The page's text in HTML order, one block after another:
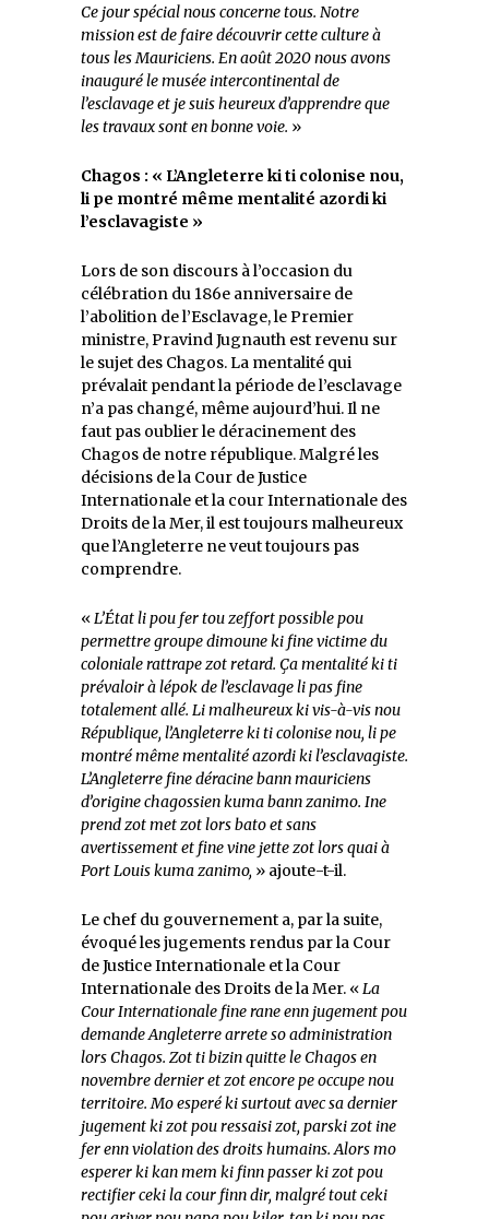
Ce jour spécial nous concerne tous. Notre
mission est de faire découvrir cette culture à
tous les Mauriciens. En août 2020 nous avons
inauguré le musée intercontinental de
l’esclavage et je suis heureux d’apprendre que
les travaux sont en bonne voie. »
Chagos : « L’Angleterre ki ti colonise nou,
li pe montré même mentalité azordi ki
l’esclavagiste »
Lors de son discours à l’occasion du
célébration du 186e anniversaire de
l’abolition de l’Esclavage, le Premier
ministre, Pravind Jugnauth est revenu sur
le sujet des Chagos. La mentalité qui
prévalait pendant la période de l’esclavage
n’a pas changé, même aujourd’hui. Il ne
faut pas oublier le déracinement des
Chagos de notre république. Malgré les
décisions de la Cour de Justice
Internationale et la cour Internationale des
Droits de la Mer, il est toujours malheureux
que l’Angleterre ne veut toujours pas
comprendre.
«L’État li pou fer tou zeffort possible pou
permettre groupe dimoune ki fine victime du
coloniale rattrape zot retard. Ça mentalité ki ti
prévaloir à lépok de l’esclavage li pas fine
totalement allé. Li malheureux ki vis-à-vis nou
République, l’Angleterre ki ti colonise nou, li pe
montré même mentalité azordi ki l’esclavagiste.
L’Angleterre fine déracine bann mauriciens
d’origine chagossien kuma bann zanimo. Ine
prend zot met zot lors bato et sans
avertissement et fine vine jette zot lors quai à
Port Louis kuma zanimo, » ajoute-t-il.
Le chef du gouvernement a, par la suite,
évoqué les jugements rendus par la Cour
de Justice Internationale et la Cour
Internationale des Droits de la Mer. «La
Cour Internationale fine rane enn jugement pou
demande Angleterre arrete so administration
lors Chagos. Zot ti bizin quitte le Chagos en
novembre dernier et zot encore pe occupe nou
territoire. Mo esperé ki surtout avec sa dernier
jugement ki zot pou ressaisi zot, parski zot ine
fer enn violation des droits humains. Alors mo
esperer ki kan mem ki finn passer ki zot pou
rectifier ceki la cour finn dir, malgré tout ceki